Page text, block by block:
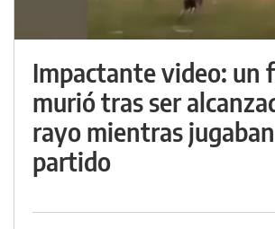
Impactante video: un
murió tras ser
rayo mientras
partido